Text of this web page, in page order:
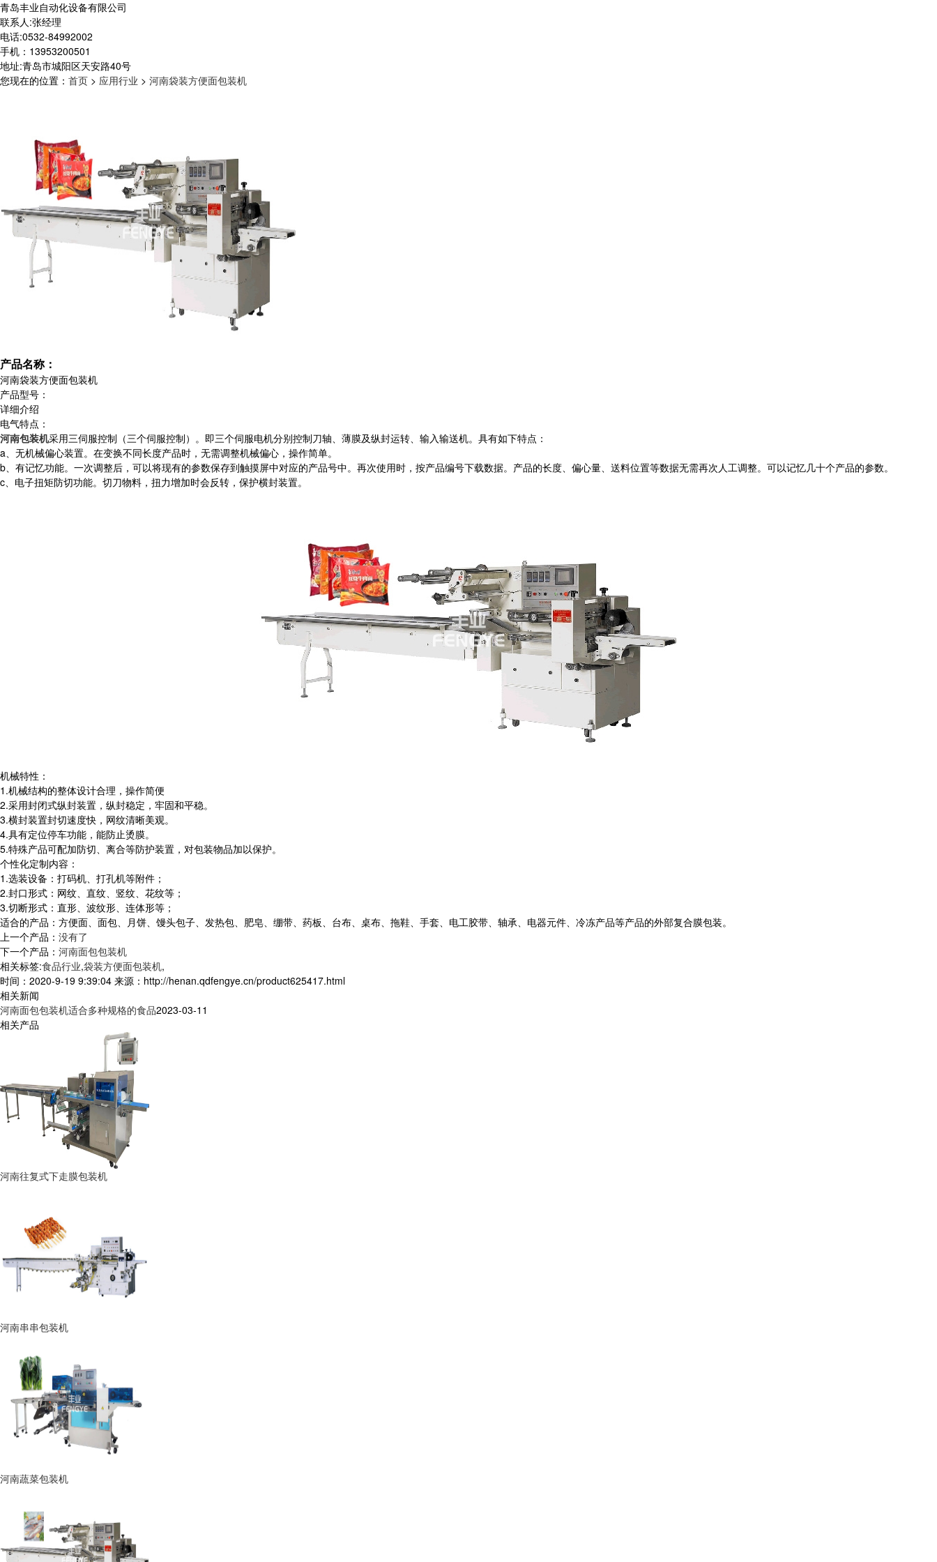
青岛丰业自动化设备有限公司
联系人:张经理
电话:0532-84992002
手机：13953200501
地址:青岛市城阳区天安路40号
您现在的位置 ： 首页 > 应用行业 > 河南袋装方便面包装机
产品名称：
河南袋装方便面包装机
产品型号：
详细介绍
电气特点：
河南包装机采用三伺服控制（三个伺服控制）。即三个伺服电机分别控制刀轴、薄膜及纵封运转、输入输送机。具有如下特点：
a、无机械偏心装置。在变换不同长度产品时，无需调整机械偏心，操作简单。
b、有记忆功能。一次调整后，可以将现有的参数保存到触摸屏中对应的产品号中。再次使用时，按产品编号下载数据。产品的长度、偏心量、送料位置等数据无需再次人工调整。可以记忆几十个产品的参数。
c、电子扭矩防切功能。切刀物料，扭力增加时会反转，保护横封装置。
机械特性：
1.机械结构的整体设计合理，操作简便
2.采用封闭式纵封装置，纵封稳定，牢固和平稳。
3.横封装置封切速度快，网纹清晰美观。
4.具有定位停车功能，能防止烫膜。
5.特殊产品可配加防切、离合等防护装置，对包装物品加以保护。
个性化定制内容：
1.选装设备：打码机、打孔机等附件；
2.封口形式：网纹、直纹、竖纹、花纹等；
3.切断形式：直形、波纹形、连体形等；
适合的产品：方便面、面包、月饼、馒头包子、发热包、肥皂、绷带、药板、台布、桌布、拖鞋、手套、电工胶带、轴承、电器元件、冷冻产品等产品的外部复合膜包装。
上一个产品： 没有了
下一个产品： 河南面包包装机
相关标签:食品行业,袋装方便面包装机,
时间：2020-9-19 9:39:04 来源：http://henan.qdfengye.cn/product625417.html
相关新闻
河南面包包装机适合多种规格的食品2023-03-11
相关产品
河南往复式下走膜包装机
河南串串包装机
河南蔬菜包装机